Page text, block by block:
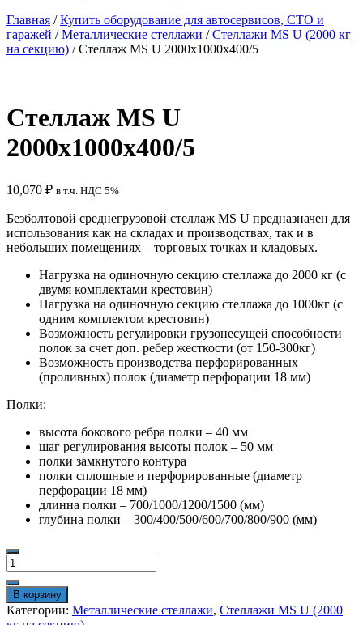
Главная /Купить оборудование для автосервисов, СТО и
гаражей /Металлические стеллажи /Стеллажи MS U (2000 кг
на секцию) / Стеллаж MS U 2000x1000x400/5
Стеллаж MS U
2000x1000x400/5
10,070 ₽ в т.ч. НДС 5%
Безболтовой среднегрузовой стеллаж MS U предназначен для
использования как на складах и производствах, так и в
небольших помещениях – торговых точках и кладовых.
Нагрузка на одиночную секцию стеллажа до 2000 кг (с
двумя комплектами крестовин)
Нагрузка на одиночную секцию стеллажа до 1000кг (с
одним комплектом крестовин)
Возможность регулировки грузонесущей способности
полок за счет доп. ребер жесткости (от 150-300кг)
Возможность производства перфорированных
(проливных) полок (диаметр перфорации 18 мм)
Полки:
высота бокового ребра полки – 40 мм
шаг регулирования высоты полок – 50 мм
полки замкнутого контура
полки сплошные и перфорированные (диаметр
перфорации 18 мм)
длинна полки – 700/1000/1200/1500 (мм)
глубина полки – 300/400/500/600/700/800/900 (мм)
Количество
товара
Стеллаж
MS
U
В корзину
Категории: Металлические стеллажи, Стеллажи MS U (2000